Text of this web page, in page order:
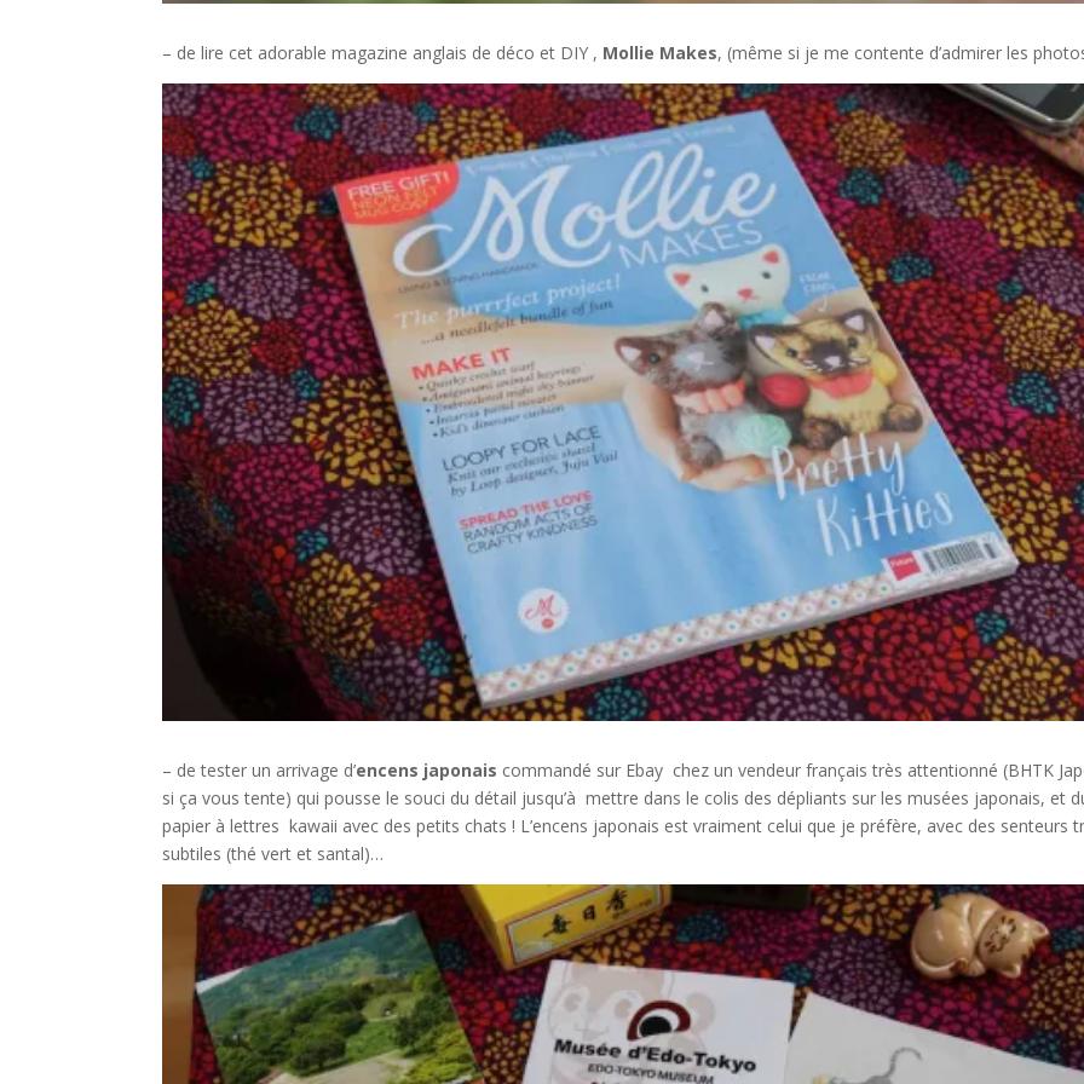
– de lire cet adorable magazine anglais de déco et DIY , Mollie Makes, (même si je me contente d’admirer les
– de tester un arrivage d’encens japonais commandé sur Ebay chez un vendeur français très attentionné (BHTK
si ça vous tente) qui pousse le souci du détail jusqu’à mettre dans le colis des dépliants sur les musées japonais, et
papier à lettres kawaii avec des petits chats ! L’encens japonais est vraiment celui que je préfère, avec des senteurs
subtiles (thé vert et santal)…